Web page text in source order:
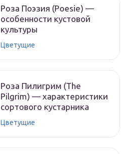
Роза Поэзия (Poesie) —
особенности кустовой
культуры
Цветущие
Роза Пилигрим (The
Pilgrim) — характеристики
сортового кустарника
Цветущие